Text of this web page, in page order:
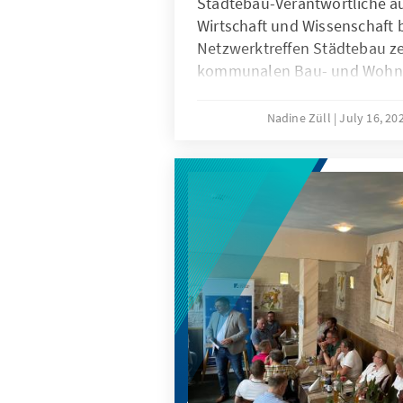
Wirtschaft und Wissenschaft
Netzwerktreffen Städtebau
kommunalen Bau- und
städtebaulicher
Instrumente der Bodenpolitik
Baurecht und kommunale
strategisch nutzen.
Nadine Züll July 16,